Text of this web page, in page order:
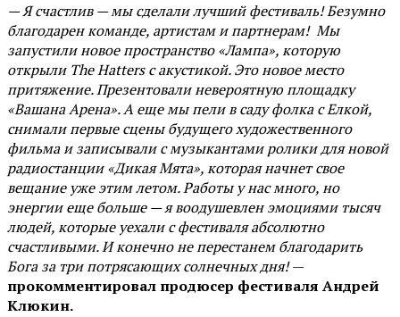
— Я счастлив — мы сделали лучший фестиваль! Безумно
благодарен команде, артистам и партнерам! Мы
запустили новое пространство «Лампа», которую
открыли The Hatters с акустикой. Это новое место
притяжение. Презентовали невероятную площадку
«Вашана Арена». А еще мы пели в саду фолка с Елкой,
снимали первые сцены будущего художественного
фильма и записывали с музыкантами ролики для новой
радиостанции «Дикая Мята», которая начнет свое
вещание уже этим летом. Работы у нас много, но
энергии еще больше — я воодушевлен эмоциями тысяч
людей, которые уехали с фестиваля абсолютно
счастливыми. И конечно не перестанем благодарить
Бога за три потрясающих солнечных дня!—
прокомментировал продюсер фестиваля Андрей
Клюкин.